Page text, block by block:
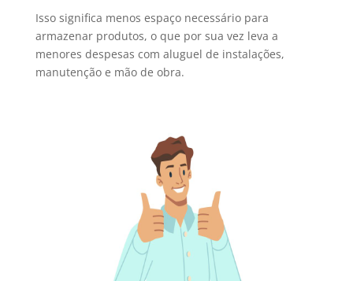
Isso significa menos espaço necessário para
armazenar produtos, o que por sua vez leva a
menores despesas com aluguel de instalações,
manutenção e mão de obra.